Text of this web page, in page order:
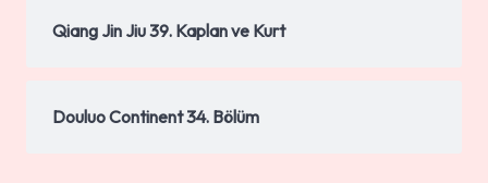
Qiang Jin Jiu 39. Kaplan ve Kurt
Douluo Continent 34. Bölüm